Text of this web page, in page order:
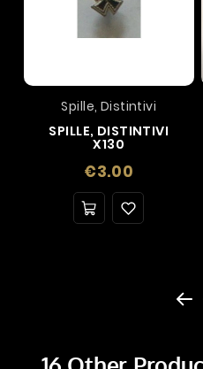
Spille, Distintivi
SPILLE, DISTINTIVI
X130
€3.00